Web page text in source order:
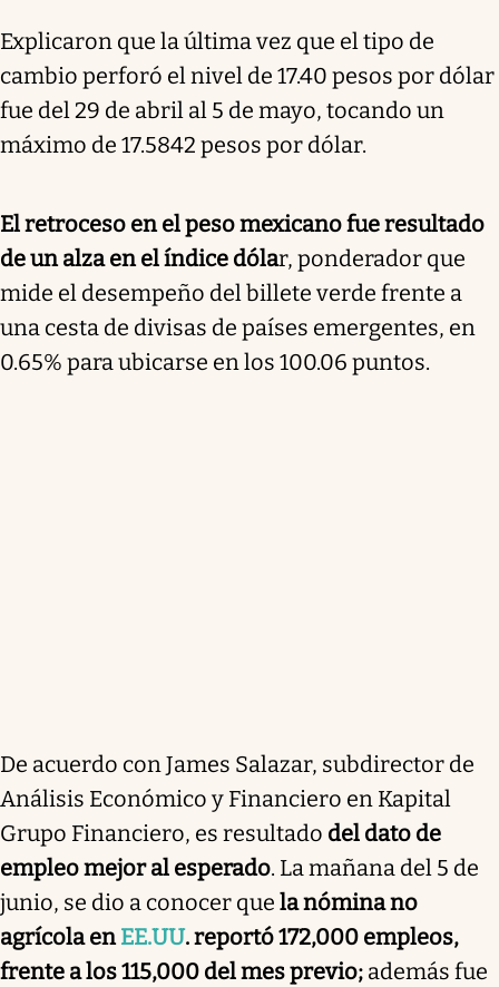
Explicaron que la última vez que el tipo de
cambio perforó el nivel de 17.40 pesos por dólar
fue del 29 de abril al 5 de mayo, tocando un
máximo de 17.5842 pesos por dólar.
El retroceso en el peso mexicano fue resultado
de un alza en el índice dólar, ponderador que
mide el desempeño del billete verde frente a
una cesta de divisas de países emergentes, en
0.65% para ubicarse en los 100.06 puntos.
De acuerdo con James Salazar, subdirector de
Análisis Económico y Financiero en Kapital
Grupo Financiero, es resultado del dato de
empleo mejor al esperado. La mañana del 5 de
junio, se dio a conocer que la nómina no
agrícola enEE.UU. reportó 172,000 empleos,
frente a los 115,000 del mes previo; además fue